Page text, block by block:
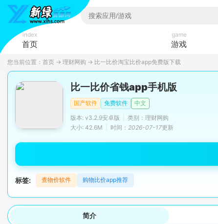
index
首页
game
游戏
您当前位置： 首页 → 理财网购 → 比一比价淘宝比价app免费版下载
比一比价省钱app手机版
国产软件 免费软件
中文
版本: v3.2.9安卓版
类别：理财网购
大小: 42.6M
时间： 2026-07-17更新
标签: 查物价软件 购物比价app推荐
简介